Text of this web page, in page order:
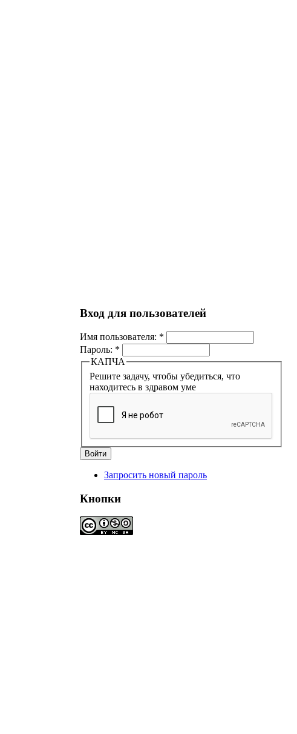
Вход для пользователей
Имя пользователя: *
Пароль: *
КАПЧА
Решите задачу, чтобы убедиться, что
находитесь в здравом уме
Запросить новый пароль
Кнопки